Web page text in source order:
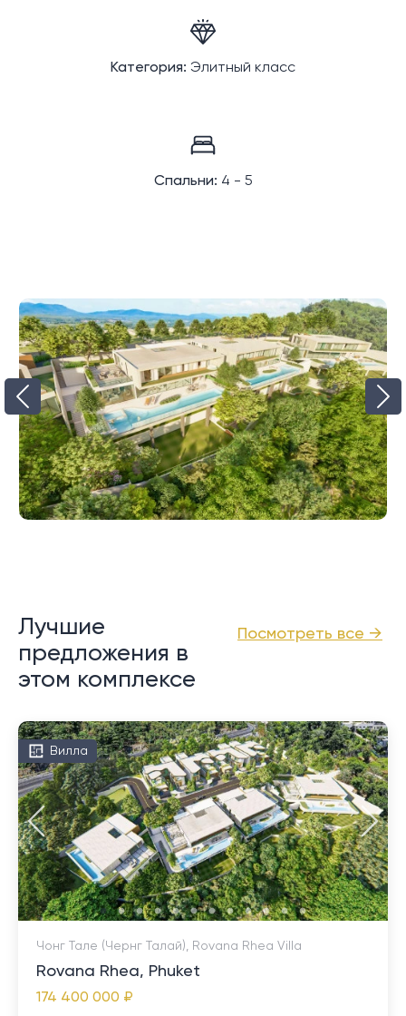
Категория: Элитный класс
Спальни: 4 - 5
Посмотреть все →
Лучшие
предложения в
этом комплексе
Вилла
Чонг Тале (Чернг Талай), Rovana Rhea Villa
Rovana Rhea, Phuket
174 400 000 ₽